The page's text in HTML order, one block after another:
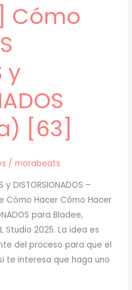
] Cómo
y
[63]
/morabeats
y DISTORSIONADOS –
Cómo Hacer Cómo Hacer
para Bladee,
Studio 2025. La idea es
del proceso para que el
te interesa que haga uno